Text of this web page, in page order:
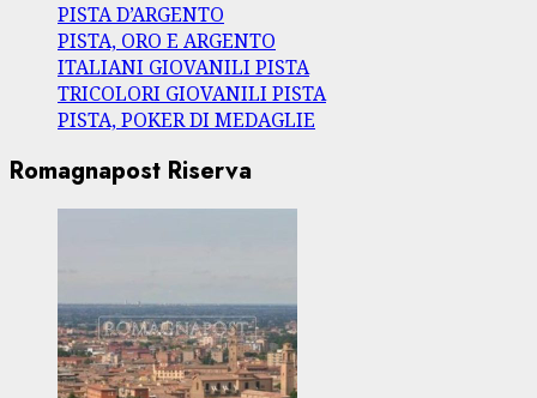
PISTA D’ARGENTO
PISTA, ORO E ARGENTO
ITALIANI GIOVANILI PISTA
TRICOLORI GIOVANILI PISTA
PISTA, POKER DI MEDAGLIE
Romagnapost Riserva